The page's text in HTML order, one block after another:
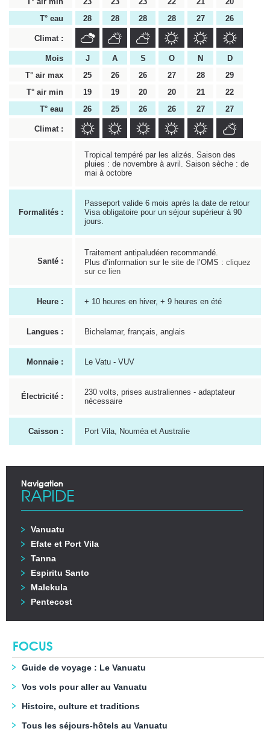
T° eau
28 28 28 28 27 26
Climat :
Mois J A S O N
D
T° air max
25 26 26 27 28
29
T° air min
19 19 20 20 21
22
T° eau
26 25 26 26 27 27
Climat :
Tropical tempéré par les alizés. Saison des
pluies : de novembre à avril. Saison sèche : de
mai à octobre
Formalités :
Passeport valide 6 mois après la date de retour
Visa obligatoire pour un séjour supérieur à 90
jours.
Santé :
Traitement antipaludéen recommandé.
Plus d’information sur le site de l’OMS : cliquez
sur ce lien
Heure : + 10 heures en hiver, + 9 heures en été
Langues : Bichelamar, français, anglais
Monnaie : Le Vatu - VUV
Électricité :
230 volts, prises australiennes - adaptateur
nécessaire
Caisson : Port Vila, Nouméa et Australie
Navigation
RAPIDE
Vanuatu
Efate et Port Vila
Tanna
Espiritu Santo
Malekula
Pentecost
FOCUS
Guide de voyage : Le Vanuatu
Vos vols pour aller au Vanuatu
Histoire, culture et traditions
Tous les séjours-hôtels au Vanuatu